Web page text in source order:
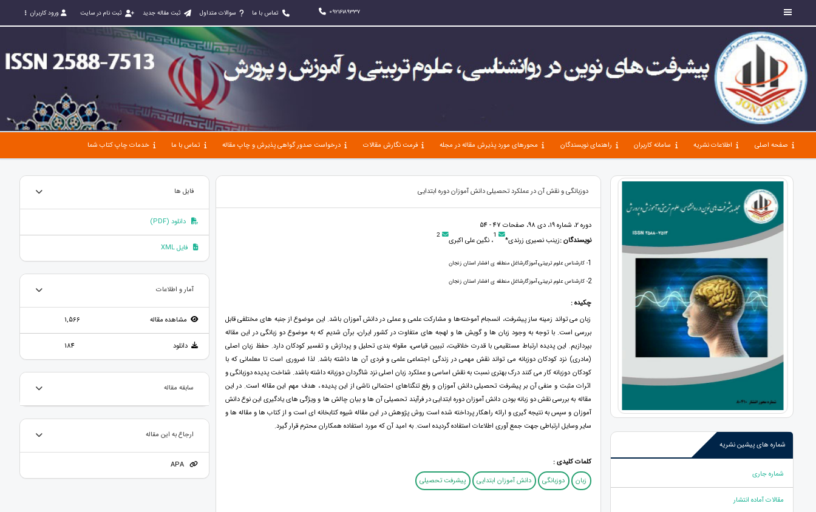
09216189337 تماس با ما سوالات متداول ثبت مقاله جدید ثبت نام در سایت ورود کاربران
صفحه اصلی اطلاعات نشریه سامانه کاربران راهنمای نویسندگان محورهای مورد پذیرش مقاله در مجله فرمت نگارش مقالات درخواست صدور گواهی پذیرش و چاپ مقاله تماس با ما خدمات چاپ کتاب شما
شماره های پیشین نشریه
شماره جاری
مقالات آماده انتشار
دوزبانگی و نقش آن در عملکرد تحصیلی دانش آموزان دوره ابتدایی
دوره 2، شماره 19، دی 98، صفحات 47 - 54
نویسندگان :زینب نصیری زرندی* 1، نگین علی اکبری 2
1- کارشناس علوم تربیتی،آموزگارشاغل منطقه ی افشار استان زنجان
2- کارشناس علوم تربیتی،آموزگارشاغل منطقه ی افشار استان زنجان
چکیده :
زبان می تواند زمینه ساز پیشرفت، انسجام آموخته‌ها و مشارکت علمی و عملی در دانش آموزان باشد. این موضوع از جنبه های مختلفی قابل
بررسی است. با توجه به وجود زبان ها و گویش ها و لهجه های متفاوت در کشور ایران، برآن شدیم که به موضوع دو زبانگی در این مقاله
بپردازیم. این پدیده ارتباط مستقیمی با قدرت خلاقیت، تبیین قیاسی، مقوله بندی تحلیل و پردازش و تفسیر کودکان دارد. حفظ زبان اصلی
(مادری) نزد کودکان دوزبانه می تواند نقش مهمی در زندگی اجتماعی علمی و فردی آن ها داشته باشد. لذا ضروری است تا معلمانی که با
کودکان دوزبانه کار می کنند درک بهتری نسبت به نقش اساسی و عملکرد زبان اصلی نزد شاگردان دوزبانه داشته باشند. شناخت پدیده دوزبانگی و
اثرات مثبت و منفی آن بر پیشرفت تحصیلی دانش آموزان و رفع تنگناهای احتمالی ناشی از این پدیده ، هدف مهم این مقاله است. در این
مقاله به بررسی نقش دو زبانه بودن دانش آموزان دوره ابتدایی در فرآیند تحصیلی آن ها و بیان چالش ها و ویژگی های یادگیری این نوع دانش
آموزان و سپس به نتیجه گیری و ارائه راهکار پرداخته شده است روش پژوهش در این مقاله شیوه کتابخانه ای است و از کتاب ها و مقاله ها و
سایر وسایل ارتباطی جهت جمع آوری اطلاعات استفاده گردیده است. به امید آن که مورد استفاده همکاران محترم قرار گیرد.
کلمات کلیدی :
زبان
دوزبانگی دانش آموزان ابتدایی پیشرفت تحصیلی
فایل ها
دانلود (PDF)
فایل XML
آمار و اطلاعات
مشاهده مقاله 1,566
دانلود 184
سابقه مقاله
ارجاع به این مقاله